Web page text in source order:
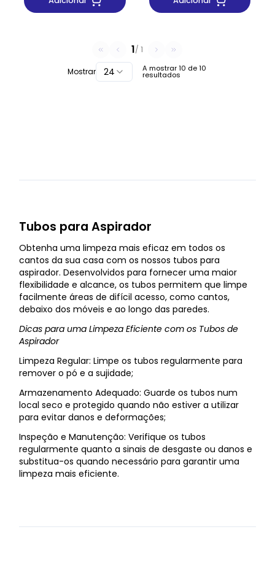
A mostrar10 de10
resultados
1/1
Mostrar 24
Tubos para Aspirador
Obtenha uma limpeza mais eficaz em todos os
cantos da sua casa com os nossos tubos para
aspirador. Desenvolvidos para fornecer uma maior
flexibilidade e alcance, os tubos permitem que limpe
facilmente áreas de difícil acesso, como cantos,
debaixo dos móveis e ao longo das paredes.
Dicas para uma Limpeza Eficiente com os Tubos de
Aspirador
Limpeza Regular: Limpe os tubos regularmente para
remover o pó e a sujidade;
Armazenamento Adequado: Guarde os tubos num
local seco e protegido quando não estiver a utilizar
para evitar danos e deformações;
Inspeção e Manutenção: Verifique os tubos
regularmente quanto a sinais de desgaste ou danos e
substitua-os quando necessário para garantir uma
limpeza mais eficiente.